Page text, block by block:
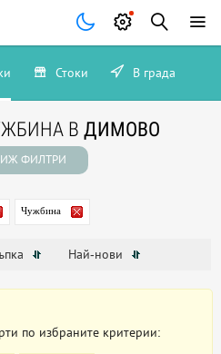
Стоки В града
В ДИМОВО
ФИЛТРИ
Чужбина
Най-нови
по избраните критерии: